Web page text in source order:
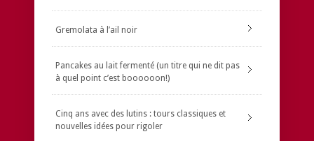
Gremolata à l’ail noir
Pancakes au lait fermenté (un titre qui ne dit pas
à quel point c’est boooooon!)
Cinq ans avec des lutins : tours classiques et
nouvelles idées pour rigoler